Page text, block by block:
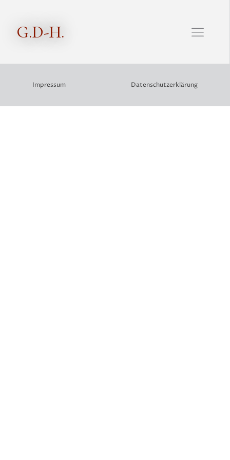
G.D-H.
Impressum Datenschutzerklärung